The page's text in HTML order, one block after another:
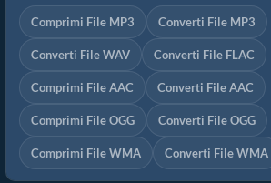
Comprimi File MP3 Converti File MP3
Converti File WAV Converti File FLAC
Comprimi File AAC Converti File AAC
Comprimi File OGG Converti File OGG
Comprimi File WMA Converti File WMA